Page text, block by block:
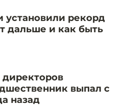
установили рекорд
дальше и как быть
директоров
выпал с
назад